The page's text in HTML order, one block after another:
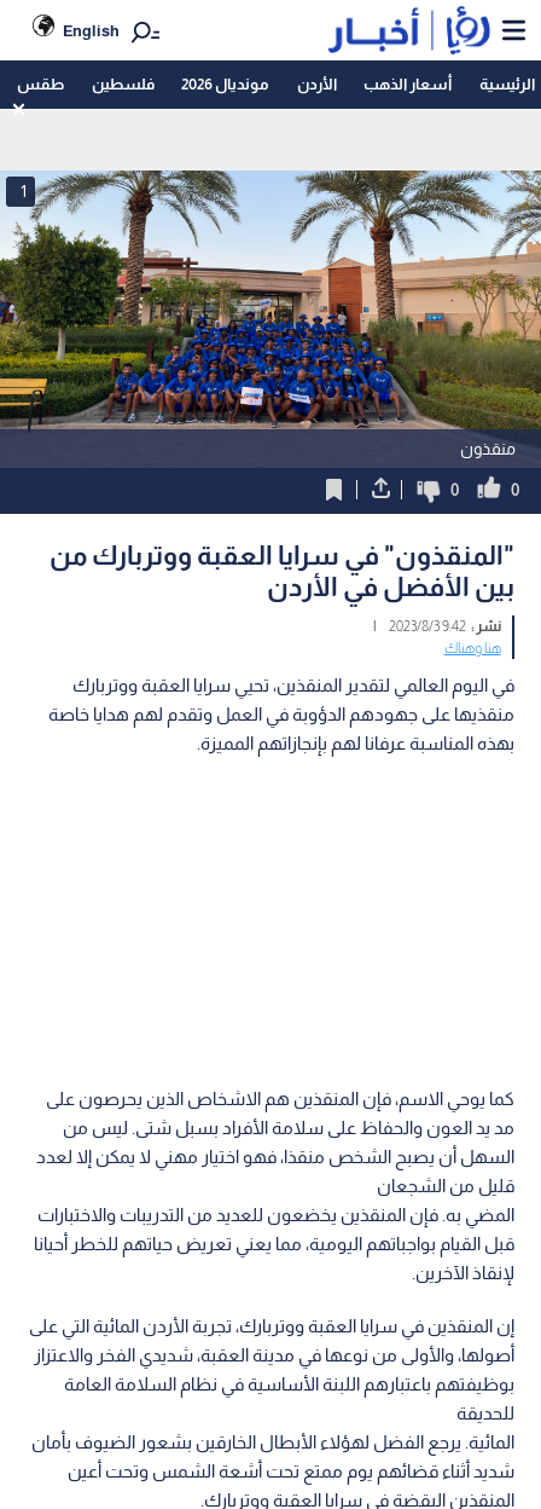
English
الرئيسية أسعار الذهب الأردن مونديال 2026 فلسطين طقس
منقذون
1
0
0
"المنقذون" في سرايا العقبة ووتربارك من
بين الأفضل في الأردن
نشر :9:42 2023/8/3
|
هنا وهناك
في اليوم العالمي لتقدير المنقذين، تحيي سرايا العقبة ووتربارك
منقذيها على جهودهم الدؤوبة في العمل وتقدم لهم هدايا خاصة
بهذه المناسبة عرفانا لهم بإنجازاتهم المميزة.
كما يوحي الاسم، فإن المنقذين هم الاشخاص الذين يحرصون على
مد يد العون والحفاظ على سلامة الأفراد بسبل شتى. ليس من
السهل أن يصبح الشخص منقذا، فهو اختيار مهني لا يمكن إلا لعدد
قليل من الشجعان
المضي به. فإن المنقذين يخضعون للعديد من التدريبات والاختبارات
قبل القيام بواجباتهم اليومية، مما يعني تعريض حياتهم للخطر أحيانا
لإنقاذ الآخرين.
إن المنقذين في سرايا العقبة ووتربارك، تجربة الأردن المائية التي على
أصولها، والأولى من نوعها في مدينة العقبة، شديدي الفخر والاعتزاز
بوظيفتهم باعتبارهم اللبنة الأساسية في نظام السلامة العامة
للحديقة
المائية. يرجع الفضل لهؤلاء الأبطال الخارقين بشعور الضيوف بأمان
شديد أثناء قضائهم يوم ممتع تحت أشعة الشمس وتحت أعين
المنقذين اليقضة في سرايا العقبة ووتربارك.